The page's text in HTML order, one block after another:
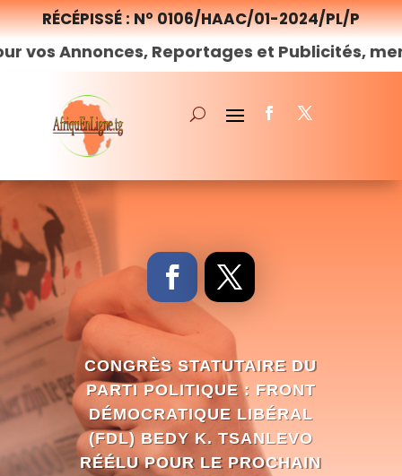
RÉCÉPISSÉ : N° 0106/HAAC/01-2024/PL/P
Reportages et Publicités, merci de
CONGRÈS STATUTAIRE DU
PARTI POLITIQUE : FRONT
DÉMOCRATIQUE LIBÉRAL
(FDL) BEDY K. TSANLEVO
RÉÉLU POUR LE PROCHAIN